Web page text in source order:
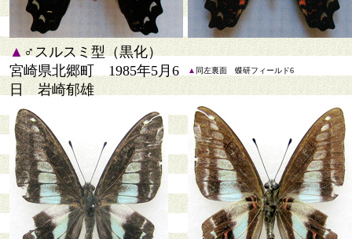
▲♂スルスミ型（黒化）
宮崎県北郷町 1985年5月6
日 岩崎郁雄
▲ 同左裏面 蝶研フィールド6